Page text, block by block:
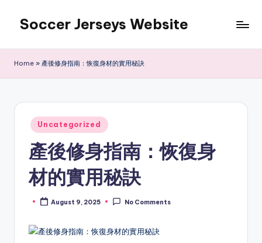
content
Soccer Jerseys Website
Home » 產後修身指南：恢復身材的實用秘訣
Posted
in
Uncategorized
產後修身指南：恢復身
材的實用秘訣
PostedAugust 9, 2025 No Comments